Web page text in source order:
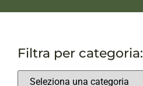
Filtra per categoria: